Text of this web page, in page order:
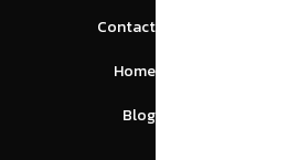
Contact
Home
Blog